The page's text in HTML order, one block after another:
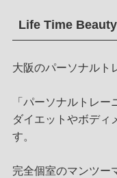
Life Time Beauty
大阪のパーソナルト
「パーソナルトレー
ダイエットやボディ
す。
完全個室のマンツー